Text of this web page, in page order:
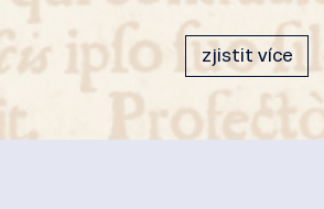
zjistit více